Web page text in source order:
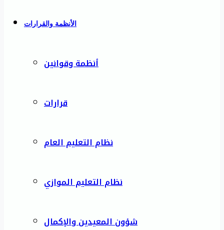
الأنظمة والقرارات
أنظمة وقوانين
قرارات
نظام التعليم العام
نظام التعليم الموازي
شؤون المعيدين والإكمال